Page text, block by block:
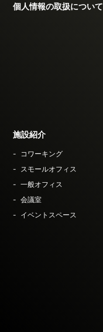
個人情報の取扱について
施設紹介
コワーキング
スモールオフィス
一般オフィス
会議室
イベントスペース